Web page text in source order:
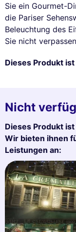
Sie ein Gourmet-
die Pariser
Beleuchtung des
Sie nicht
Dieses Produkt
Nicht
Dieses Produkt
Wir bieten ihnen
Leistungen an: